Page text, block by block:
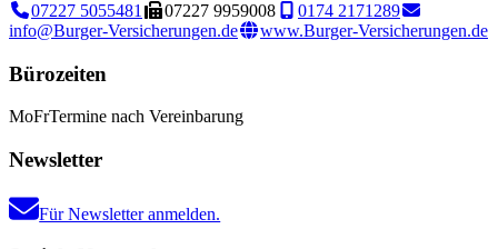
07227 5055481 07227 9959008
0174 2171289
info@Burger-Versicherungen.de
www.Burger-Versicherungen.de
Bürozeiten
MoFrTermine nach Vereinbarung
Newsletter
Für Newsletter anmelden.